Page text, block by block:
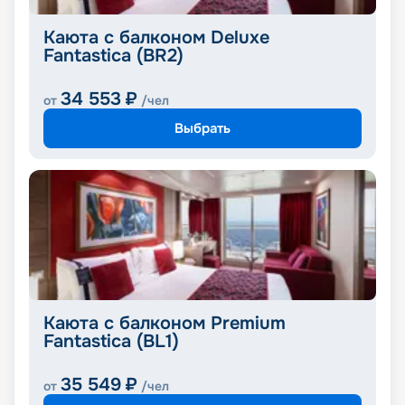
Каюта с балконом Deluxe
Fantastica (BR2)
от 34 553 ₽ /чел
Выбрать
Каюта с балконом Premium
Fantastica (BL1)
от 35 549 ₽ /чел